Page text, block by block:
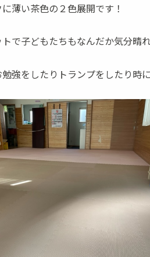
薄い茶色の２色展開です！
で子どもたちもなんだか気分晴
強をしたりトランプをしたり時